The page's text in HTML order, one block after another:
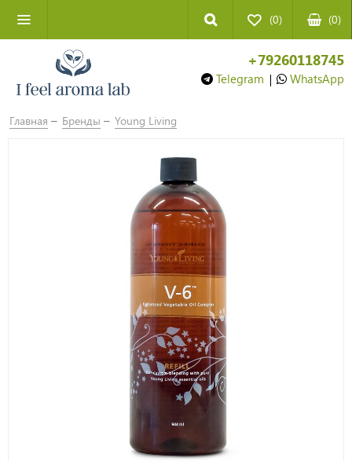
(0) (0)
+79260118745
Telegram | WhatsApp
Главная Бренды Young Living